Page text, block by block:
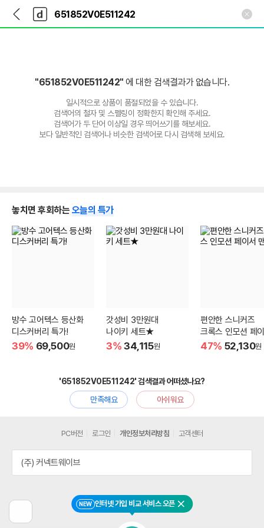
다
나
와
가
다
와
"651852V0E511242" 에 대한 검색결과가 없습니다.
일시적으로 상품이 품절되었을 수 있습니다.
검색어의 철자 및 스펠링이 정확한지 확인해 주세요.
검색어가 두 단어 이상일 경우 띄어쓰기를 해보세요.
보다 일반적인 검색어나 비슷한 검색어로 다시 검색해 보세요.
놓치면 후회하는 오늘의 특가
방수 고어텍스 등산화
디스커버리 특가!
39% 69,500원
갓성비 3만원대
나이키 세트★
3% 34,115원
편안한 스니커즈
크록스 인모션 페
47% 52,130원
'651852V0E511242' 검색결과 어떠셨나요?
만족해요
아쉬워요
전
NEW 인터넷 가입 비교 서비스 오픈 닫기
PC버전 로그인 개인정보처리방침 고객센터
(주) 커넥트웨이브